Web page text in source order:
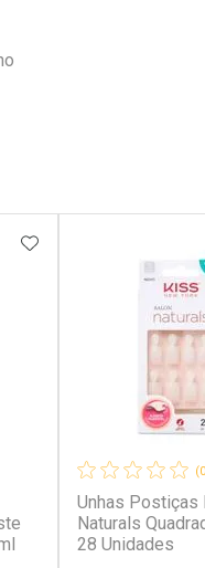
ADICIONAR AOS
Unhas Postiças
Naturals
28 Unidades